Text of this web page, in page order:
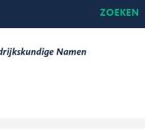
ZOEKEN